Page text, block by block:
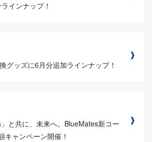
インナップ！
グッズに6月分追加ラインナップ！
」と共に、未来へ。BlueMates新コー
キャンペーン開催！